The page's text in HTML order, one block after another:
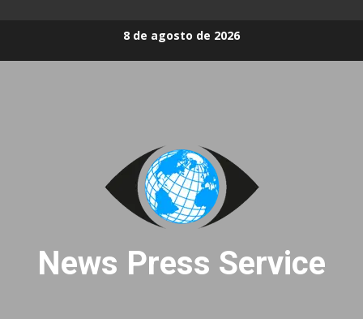
8 de agosto de 2026
News Press Service